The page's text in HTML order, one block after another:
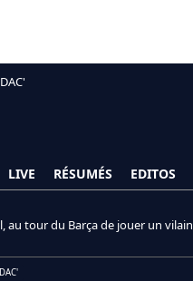
LIVE RÉSUMÉS EDITOS
au tour du Barça de jouer un vilain